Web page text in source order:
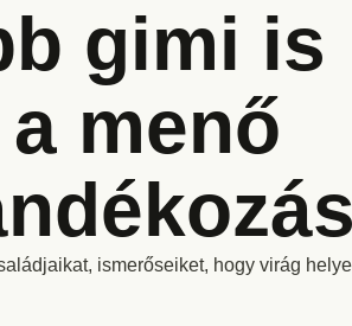
gimi is
menő
ismerőseiket, hogy virág